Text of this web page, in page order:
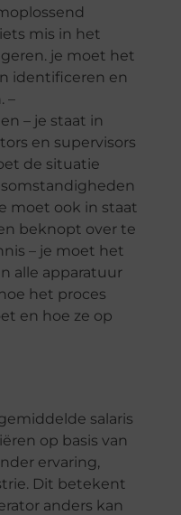
mis in het
je moet het
identificeren en
–
– je staat in
en supervisors
de situatie
moet ook in staat
beknopt over te
– je moet het
alle apparatuur
het proces
en hoe ze op
salaris
op basis van
ervaring,
Dit betekent
anders kan